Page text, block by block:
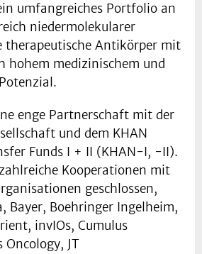
umfangreiches Portfolio an
niedermolekularer
therapeutische Antikörper mit
hohem medizinischem und
enge Partnerschaft mit der
und dem KHAN
Funds I + II (KHAN-I, -II).
Kooperationen mit
geschlossen,
Bayer, Boehringer Ingelheim,
invIOs, Cumulus
Oncology, JT